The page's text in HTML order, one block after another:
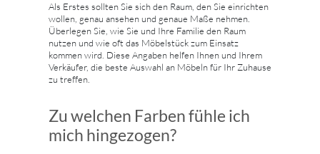
Als Erstes sollten Sie sich den Raum, den Sie einrichten
wollen, genau ansehen und genaue Maße nehmen.
Überlegen Sie, wie Sie und Ihre Familie den Raum
nutzen und wie oft das Möbelstück zum Einsatz
kommen wird. Diese Angaben helfen Ihnen und Ihrem
Verkäufer, die beste Auswahl an Möbeln für Ihr Zuhause
zu treffen.
Zu welchen Farben fühle ich
mich hingezogen?